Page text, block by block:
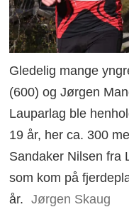
Gledelig mange
(600) og Jørgen
Lauparlag ble
19 år, her ca. 300
Sandaker Nilsen fra
som kom på
år. Jørgen Skaug